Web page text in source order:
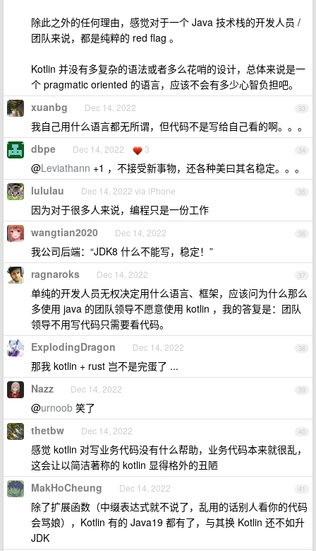
除此之外的任何理由，感觉对于一个 Java 技术栈的开发人员 /
团队来说，都是纯粹的 red flag 。
Kotlin 并没有多复杂的语法或者多么花哨的设计，总体来说是一
个 pragmatic oriented 的语言，应该不会有多少心智负担吧。
33
xuanbg Dec 14, 2022
我自己用什么语言都无所谓，但代码不是写给自己看的啊。。。
34
dbpe Dec 14, 2022 3
@Leviathann +1 ，不接受新事物，还各种美曰其名稳定。。。
35
lululau Dec 14, 2022 via iPhone
因为对于很多人来说，编程只是一份工作
36
wangtian2020 Dec 14, 2022
我公司后端：“JDK8 什么不能写，稳定！”
37
ragnaroks Dec 14, 2022
单纯的开发人员无权决定用什么语言、框架，应该问为什么那么
多使用 java 的团队领导不愿意使用 kotlin ，我的答复是：团队
领导不用写代码只需要看代码。
38
ExplodingDragon Dec 14, 2022
那我 kotlin + rust 岂不是完蛋了 ...
39
Nazz Dec 14, 2022
@urnoob 笑了
40
thetbw Dec 14, 2022
感觉 kotlin 对写业务代码没有什么帮助，业务代码本来就很乱，
这会让以简洁著称的 kotlin 显得格外的丑陋
41
MakHoCheung Dec 14, 2022
除了扩展函数（中缀表达式就不说了，乱用的话别人看你的代码
会骂娘），Kotlin 有的 Java19 都有了，与其换 Kotlin 还不如升
JDK